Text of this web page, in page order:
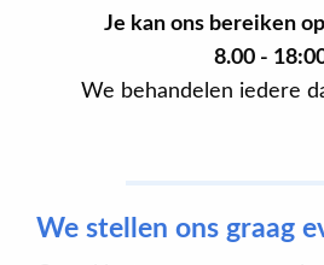
Je kan ons bereiken
8.00 -
We behandelen iedere
We stellen ons graag